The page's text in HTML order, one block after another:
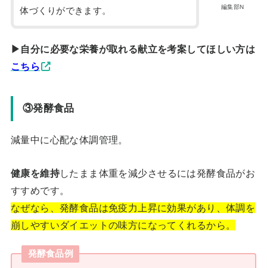
編集部N
体づくりができます。
▶︎自分に必要な栄養が取れる献立を考案してほしい方は
こちら
③発酵食品
減量中に心配な体調管理。
健康を維持したまま体重を減少させるには発酵食品がお
すすめです。
なぜなら、発酵食品は免疫力上昇に効果があり、体調を
崩しやすいダイエットの味方になってくれるから。
発酵食品例